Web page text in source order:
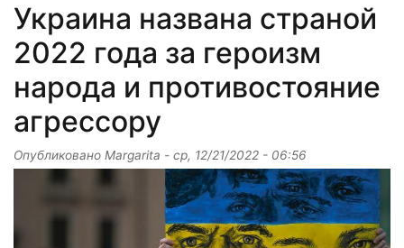
Украина названа страной
2022 года за героизм
народа и противостояние
агрессору
Опубликовано Margarita - ср, 12/21/2022 - 06:56